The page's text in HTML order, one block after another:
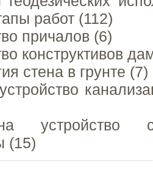
работ (112)
причалов (6)
конструктивов
стена в грунте (7)
(15)